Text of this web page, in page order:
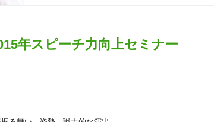
年スピーチ力向上セミナー